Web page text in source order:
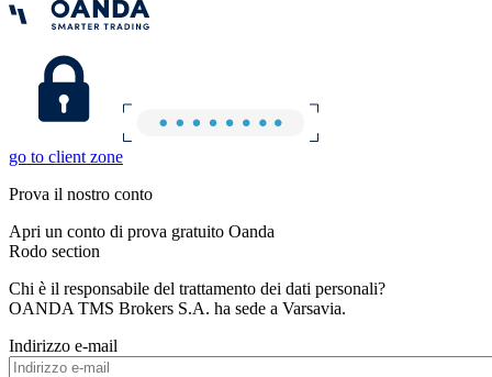
go to client zone
Prova il nostro conto
Apri un conto di prova gratuito Oanda
Rodo section
Chi è il responsabile del trattamento dei dati personali?
OANDA TMS Brokers S.A. ha sede a Varsavia.
Indirizzo e-mail